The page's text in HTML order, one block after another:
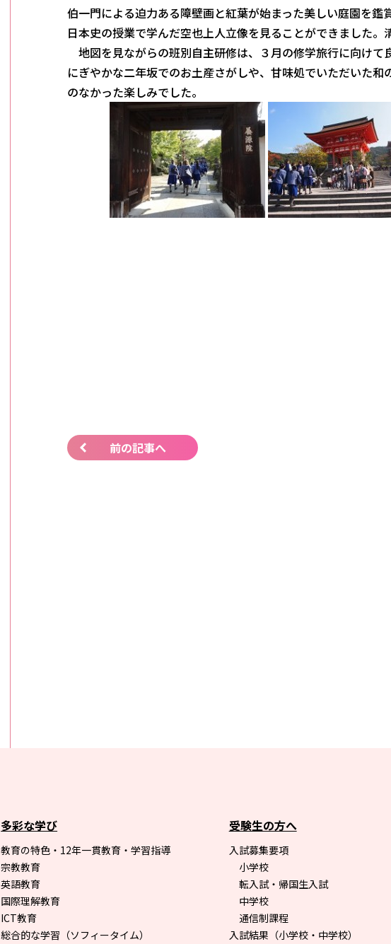
伯一門による迫力ある障壁画と紅葉が始まった美しい庭園を鑑
日本史の授業で学んだ空也上人立像を見ることができました。
地図を見ながらの班別自主研修は、３月の修学旅行に向けて
にぎやかな二年坂でのお土産さがしや、甘味処でいただいた
のなかった楽しみでした。
前の記事へ
多彩な学び
教育の特色・12年一貫教育・学習指導
宗教教育
英語教育
国際理解教育
ICT教育
総合的な学習（ソフィータイム）
受験生の方へ
入試募集要項
小学校
転入試・帰国生入試
中学校
通信制課程
入試結果（小学校・中学校）